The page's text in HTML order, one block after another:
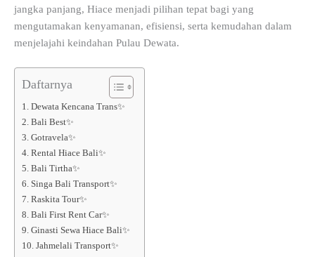
jangka panjang, Hiace menjadi pilihan tepat bagi yang
mengutamakan kenyamanan, efisiensi, serta kemudahan dalam
menjelajahi keindahan Pulau Dewata.
Daftarnya
1. Dewata Kencana Trans✨
2. Bali Best✨
3. Gotravela✨
4. Rental Hiace Bali✨
5. Bali Tirtha✨
6. Singa Bali Transport✨
7. Raskita Tour✨
8. Bali First Rent Car✨
9. Ginasti Sewa Hiace Bali✨
10. Jahmelali Transport✨